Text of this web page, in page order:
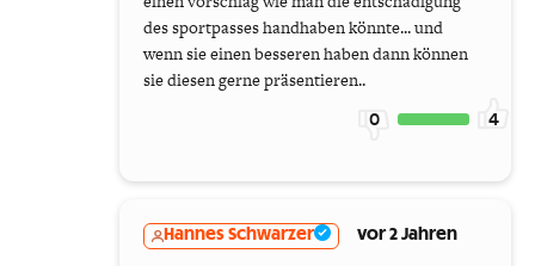
des sportpasses handhaben könnte... und
wenn sie einen besseren haben dann können
sie diesen gerne präsentieren..
0 4
Hannes Schwarzer vor 2 Jahren